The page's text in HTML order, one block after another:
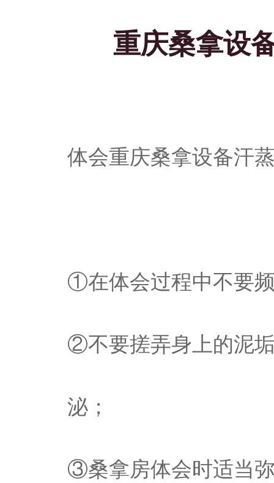
重庆桑拿设
体会重庆桑拿设备汗
①在体会过程中不要
②不要搓弄身上的泥
泌；
③桑拿房体会时适当